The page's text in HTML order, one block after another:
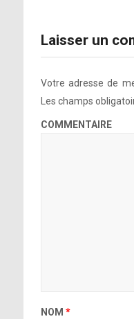
Laisser un
Votre adresse de
Les champs
COMMENTAIRE
NOM *